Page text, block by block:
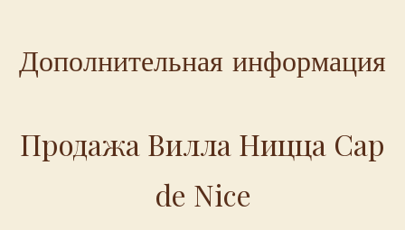
Дополнительная информация
Продажа Вилла Ницца Cap
de Nice